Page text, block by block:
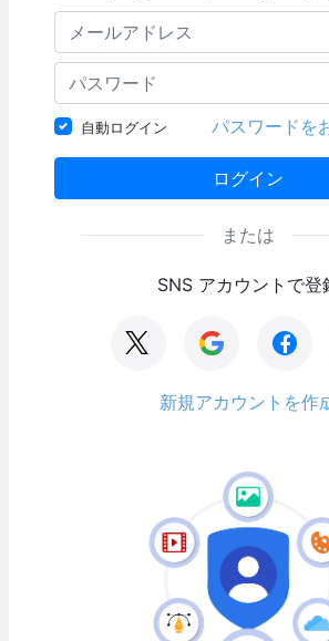
自動ログイン パスワードを
ログイン
または
SNS アカウントで登
新規アカウントを作